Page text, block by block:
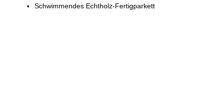
Schwimmendes Echtholz-Fertigparkett